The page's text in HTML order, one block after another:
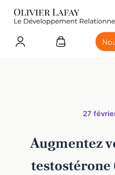
27
Augmentez
testostérone